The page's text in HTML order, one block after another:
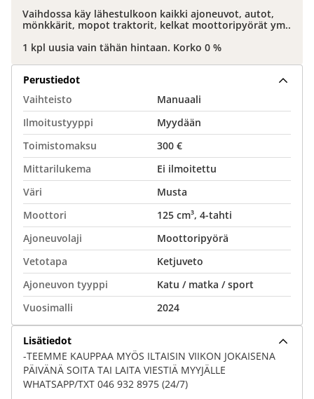
Vaihdossa käy lähestulkoon kaikki ajoneuvot, autot,
mönkkärit, mopot traktorit, kelkat moottoripyörät ym..
1 kpl uusia vain tähän hintaan. Korko 0 %
Perustiedot
Vaihteisto
Manuaali
Ilmoitustyyppi
Myydään
Toimistomaksu
300 €
Mittarilukema
Ei ilmoitettu
Väri
Musta
Moottori
125 cm³, 4-tahti
Ajoneuvolaji
Moottoripyörä
Vetotapa
Ketjuveto
Ajoneuvon tyyppi
Katu / matka / sport
Vuosimalli
2024
Lisätiedot
-TEEMME KAUPPAA MYÖS ILTAISIN VIIKON JOKAISENA
PÄIVÄNÄ SOITA TAI LAITA VIESTIÄ MYYJÄLLE
WHATSAPP/TXT 046 932 8975 (24/7)